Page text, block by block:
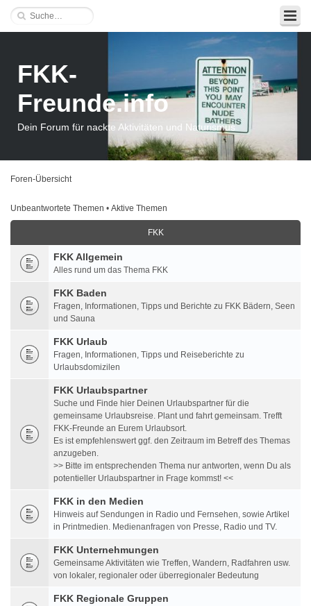
FKK-
Freunde.info
Dein Forum für nackte Aktivitäten und Naturismus
Foren-Übersicht
Unbeantwortete Themen • Aktive Themen
FKK
FKK Allgemein
Alles rund um das Thema FKK
FKK Baden
Fragen, Informationen, Tipps und Berichte zu FKK Bädern, Seen
und Sauna
FKK Urlaub
Fragen, Informationen, Tipps und Reiseberichte zu
Urlaubsdomizilen
FKK Urlaubspartner
Suche und Finde hier Deinen Urlaubspartner für die
gemeinsame Urlaubsreise. Plant und fahrt gemeinsam. Trefft
FKK-Freunde an Eurem Urlaubsort.
Es ist empfehlenswert ggf. den Zeitraum im Betreff des Themas
anzugeben.
>> Bitte im entsprechenden Thema nur antworten, wenn Du als
potentieller Urlaubspartner in Frage kommst! <<
FKK in den Medien
Hinweis auf Sendungen in Radio und Fernsehen, sowie Artikel
in Printmedien. Medienanfragen von Presse, Radio und TV.
FKK Unternehmungen
Gemeinsame Aktivitäten wie Treffen, Wandern, Radfahren usw.
von lokaler, regionaler oder überregionaler Bedeutung
FKK Regionale Gruppen